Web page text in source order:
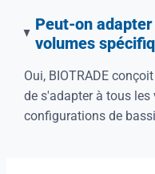
Peut-on
volumes
Oui, BIOTRADE
de s'adapter à tous
configurations de